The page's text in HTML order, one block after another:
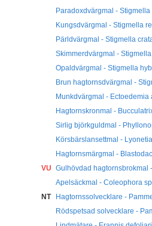
Paradoxdvärgmal -
Kungsdvärgmal - Stigmella
Pärldvärgmal - Stigmella
Skimmerdvärgmal -
Opaldvärgmal - Stigmella
Brun hagtornsdvärgmal -
Munkdvärgmal - Ectoedemia
Hagtornskronmal -
Sirlig björkguldmal -
Körsbärslansettmal -
Hagtornsmärgmal -
VU Gulhövdad hagtornsbrokmal
Apelsäckmal - Coleophora
NT
Hagtornssolvecklare -
Rödspetsad solvecklare -